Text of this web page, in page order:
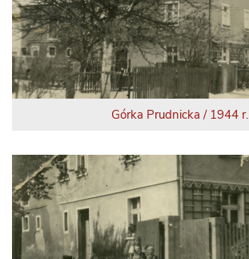
Górka Prudnicka / 1944 r.